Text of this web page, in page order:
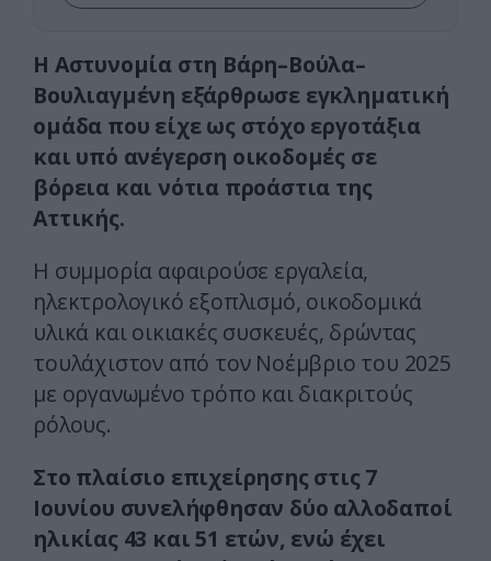
Η Αστυνομία στη Βάρη–Βούλα–
Βουλιαγμένη εξάρθρωσε εγκληματική
ομάδα που είχε ως στόχο εργοτάξια
και υπό ανέγερση οικοδομές σε
βόρεια και νότια προάστια της
Αττικής.
Η συμμορία αφαιρούσε εργαλεία,
ηλεκτρολογικό εξοπλισμό, οικοδομικά
υλικά και οικιακές συσκευές, δρώντας
τουλάχιστον από τον Νοέμβριο του 2025
με οργανωμένο τρόπο και διακριτούς
ρόλους.
Στο πλαίσιο επιχείρησης στις 7
Ιουνίου συνελήφθησαν δύο αλλοδαποί
ηλικίας 43 και 51 ετών, ενώ έχει